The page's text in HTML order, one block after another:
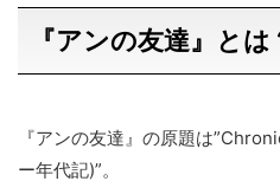
『アンの友達』とは
『アンの友達』の原題は
ー年代記)”。